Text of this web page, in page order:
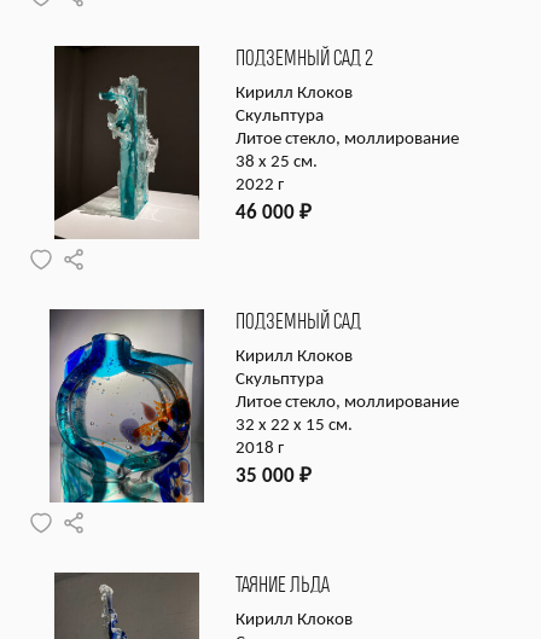
ПОДЗЕМНЫЙ САД 2
Кирилл Клоков
Скульптура
Литое стекло, моллирование
38 х 25 см.
2022 г
46 000 ₽
ПОДЗЕМНЫЙ САД
Кирилл Клоков
Скульптура
Литое стекло, моллирование
32 x 22 x 15 см.
2018 г
35 000 ₽
ТАЯНИЕ ЛЬДА
Кирилл Клоков